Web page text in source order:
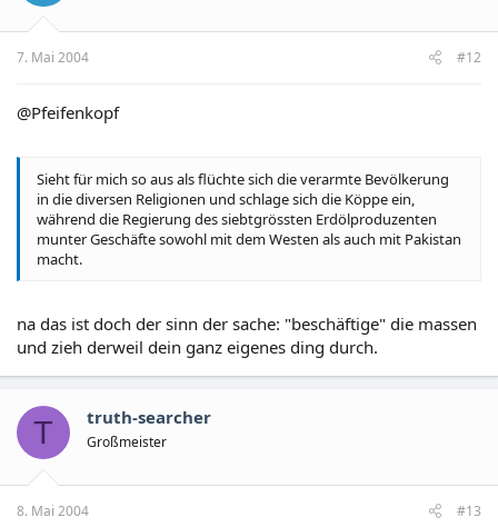
7. Mai 2004 #12
@Pfeifenkopf
Sieht für mich so aus als flüchte sich die verarmte Bevölkerung
in die diversen Religionen und schlage sich die Köppe ein,
während die Regierung des siebtgrössten Erdölproduzenten
munter Geschäfte sowohl mit dem Westen als auch mit Pakistan
macht.
na das ist doch der sinn der sache: "beschäftige" die massen
und zieh derweil dein ganz eigenes ding durch.
T truth-searcher
Großmeister
8. Mai 2004 #13